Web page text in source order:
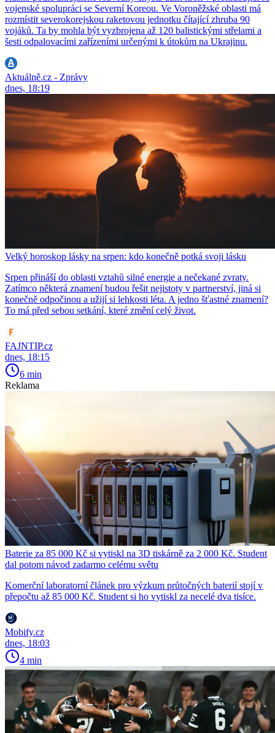
vojenské spolupráci se Severní Koreou. Ve Voroněžské oblasti má
rozmístit severokorejskou raketovou jednotku čítající zhruba 90
vojáků. Ta by mohla být vyzbrojena až 120 balistickými střelami a
šesti odpalovacími zařízeními určenými k útokům na Ukrajinu.
Aktuálně.cz - Zprávy
dnes, 18:19
Velký horoskop lásky na srpen: kdo konečně potká svoji lásku
Srpen přináší do oblasti vztahů silné energie a nečekané zvraty.
Zatímco některá znamení budou řešit nejistoty v partnerství, jiná si
konečně odpočinou a užijí si lehkosti léta. A jedno šťastné znamení?
To má před sebou setkání, které změní celý život.
FAJNTIP.cz
dnes, 18:15
6 min
Reklama
Baterie za 85 000 Kč si vytiskl na 3D tiskárně za 2 000 Kč. Student
dal potom návod zadarmo celému světu
Komerční laboratorní článek pro výzkum průtočných baterií stojí v
přepočtu až 85 000 Kč. Student si ho vytiskl za necelé dva tisíce.
Mobify.cz
dnes, 18:03
4 min